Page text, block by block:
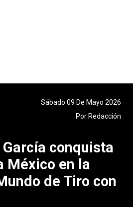
Sábado 09 De Mayo 2026
Por Redacción
conquista
México en la
de Tiro con